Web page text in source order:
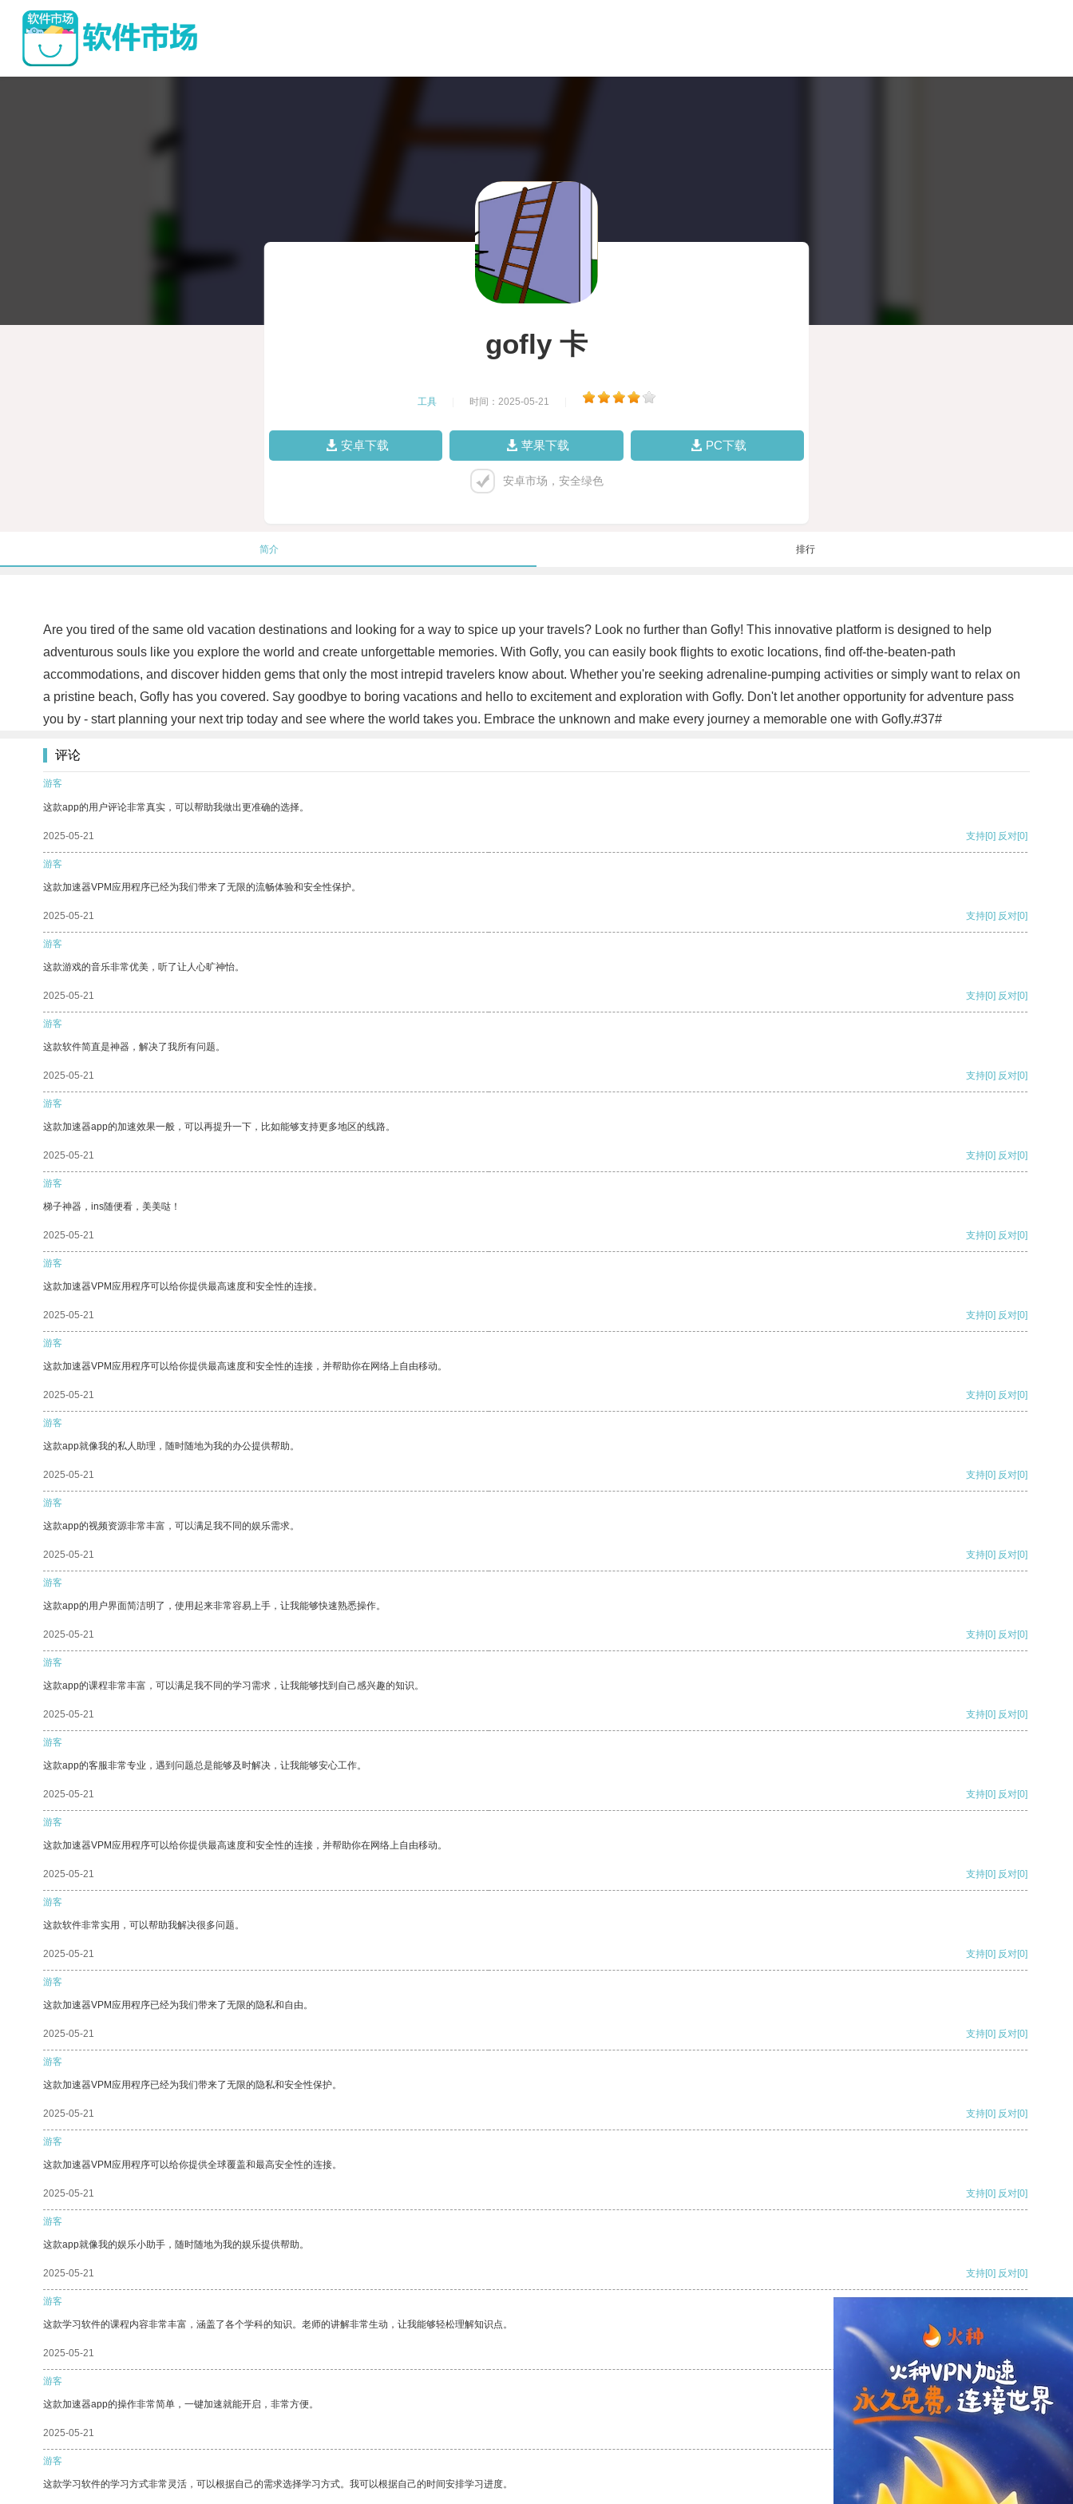
gofly 卡
工具 时间：2025-05-21
安卓下载 苹果下载 PC下载
安卓市场，安全绿色
简介 排行
Are you tired of the same old vacation destinations and looking for a way to spice up your travels? Look no further than Gofly! This innovative platform is designed to help
adventurous souls like you explore the world and create unforgettable memories. With Gofly, you can easily book flights to exotic locations, find off-the-beaten-path
accommodations, and discover hidden gems that only the most intrepid travelers know about. Whether you're seeking adrenaline-pumping activities or simply want to relax on
a pristine beach, Gofly has you covered. Say goodbye to boring vacations and hello to excitement and exploration with Gofly. Don't let another opportunity for adventure pass
you by - start planning your next trip today and see where the world takes you. Embrace the unknown and make every journey a memorable one with Gofly.#37#
评论
游客
这款app的用户评论非常真实，可以帮助我做出更准确的选择。
2025-05-21 支持[0] 反对[0]
游客
这款加速器VPM应用程序已经为我们带来了无限的流畅体验和安全性保护。
2025-05-21 支持[0] 反对[0]
游客
这款游戏的音乐非常优美，听了让人心旷神怡。
2025-05-21 支持[0] 反对[0]
游客
这款软件简直是神器，解决了我所有问题。
2025-05-21 支持[0] 反对[0]
游客
这款加速器app的加速效果一般，可以再提升一下，比如能够支持更多地区的线路。
2025-05-21 支持[0] 反对[0]
游客
梯子神器，ins随便看，美美哒！
2025-05-21 支持[0] 反对[0]
游客
这款加速器VPM应用程序可以给你提供最高速度和安全性的连接。
2025-05-21 支持[0] 反对[0]
游客
这款加速器VPM应用程序可以给你提供最高速度和安全性的连接，并帮助你在网络上自由移动。
2025-05-21 支持[0] 反对[0]
游客
这款app就像我的私人助理，随时随地为我的办公提供帮助。
2025-05-21 支持[0] 反对[0]
游客
这款app的视频资源非常丰富，可以满足我不同的娱乐需求。
2025-05-21 支持[0] 反对[0]
游客
这款app的用户界面简洁明了，使用起来非常容易上手，让我能够快速熟悉操作。
2025-05-21 支持[0] 反对[0]
游客
这款app的课程非常丰富，可以满足我不同的学习需求，让我能够找到自己感兴趣的知识。
2025-05-21 支持[0] 反对[0]
游客
这款app的客服非常专业，遇到问题总是能够及时解决，让我能够安心工作。
2025-05-21 支持[0] 反对[0]
游客
这款加速器VPM应用程序可以给你提供最高速度和安全性的连接，并帮助你在网络上自由移动。
2025-05-21 支持[0] 反对[0]
游客
这款软件非常实用，可以帮助我解决很多问题。
2025-05-21 支持[0] 反对[0]
游客
这款加速器VPM应用程序已经为我们带来了无限的隐私和自由。
2025-05-21 支持[0] 反对[0]
游客
这款加速器VPM应用程序已经为我们带来了无限的隐私和安全性保护。
2025-05-21 支持[0] 反对[0]
游客
这款加速器VPM应用程序可以给你提供全球覆盖和最高安全性的连接。
2025-05-21 支持[0] 反对[0]
游客
这款app就像我的娱乐小助手，随时随地为我的娱乐提供帮助。
2025-05-21 支持[0] 反对[0]
游客
这款学习软件的课程内容非常丰富，涵盖了各个学科的知识。老师的讲解非常生动，让我能够轻松理解知识点。
2025-05-21
游客
这款加速器app的操作非常简单，一键加速就能开启，非常方便。
2025-05-21 反对
游客
这款学习软件的学习方式非常灵活，可以根据自己的需求选择学习方式。我可以根据自己的时间安排学习进度。